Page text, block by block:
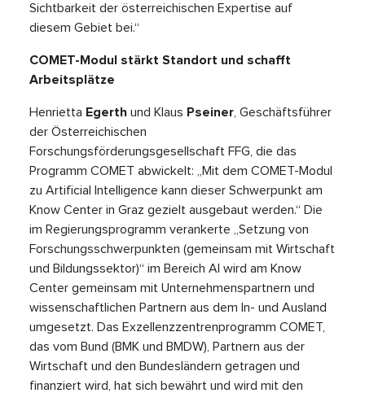
Sichtbarkeit der österreichischen Expertise auf
diesem Gebiet bei.“
COMET-Modul stärkt Standort und schafft
Arbeitsplätze
Henrietta Egerth und Klaus Pseiner , Geschäftsführer
der Österreichischen
Forschungsförderungsgesellschaft FFG, die das
Programm COMET abwickelt: „Mit dem COMET-Modul
zu Artificial Intelligence kann dieser Schwerpunkt am
Know Center in Graz gezielt ausgebaut werden.“ Die
im Regierungsprogramm verankerte „Setzung von
Forschungsschwerpunkten (gemeinsam mit Wirtschaft
und Bildungssektor)“ im Bereich AI wird am Know
Center gemeinsam mit Unternehmenspartnern und
wissenschaftlichen Partnern aus dem In- und Ausland
umgesetzt. Das Exzellenzzentrenprogramm COMET,
das vom Bund (BMK und BMDW), Partnern aus der
Wirtschaft und den Bundesländern getragen und
finanziert wird, hat sich bewährt und wird mit den